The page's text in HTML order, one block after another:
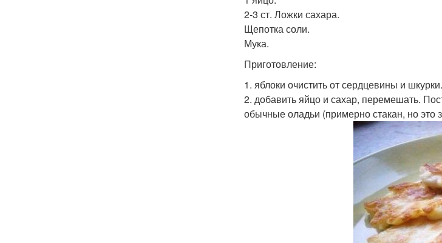
2-3 ст. Ложки сахара.
Щепотка соли.
Мука.
Приготовление:
1. яблоки очистить от сердцевины и
2. добавить яйцо и сахар, перемешать.
обычные оладьи (примерно стакан, но это